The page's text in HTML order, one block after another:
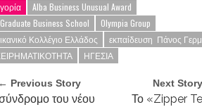
Alba Business Unusual Award
Business School
Olympia Group
Κολλέγιο Ελλάδος
εκπαίδευση Πάνος
ΗΓΕΣΙΑ
← Previous Story
του νέου
Next
Το «Zipper